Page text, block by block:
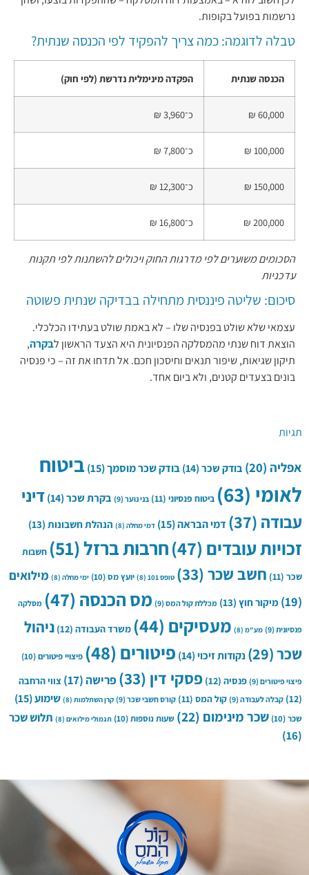
נרשמות בפועל בקופות.
טבלה לדוגמה: כמה צריך להפקיד לפי הכנסה שנתית?
הכנסה שנתית הפקדה מינימלית נדרשת (לפי חוק)
60,000 ₪ כ־3,960 ₪
100,000 ₪ כ־7,800 ₪
150,000 ₪ כ־12,300 ₪
200,000 ₪ כ־16,800 ₪
הסכומים משוערים לפי מדרגות החוק ויכולים להשתנות לפי תקנות
עדכניות
סיכום: שליטה פיננסית מתחילה בבדיקה שנתית פשוטה
עצמאי שלא שולט בפנסיה שלו – לא באמת שולט בעתידו הכלכלי.
הוצאת דוח שנתי מהמסלקה הפנסיונית היא הצעד הראשון ל בקרה,
תיקון שגיאות, שיפור תנאים וחיסכון חכם. אל תדחו את זה – כי פנסיה
בונים בצעדים קטנים, ולא ביום אחד.
תגיות
אפליה(20) בודק שכר(14) בודק שכר מוסמך(15)
ביטוח
לאומי(63) ביטוח פנסיוני(11) בני נוער(9) בקרת שכר(14)
דיני
עבודה(37) דמי הבראה(15) דמי מחלה(8) הנהלת חשבונות(13)
זכויות עובדים(47) חרבות ברזל(51)
חשבות
שכר(11) חשב שכר(33) טופס 101 (8) יועץ מס(10) ימי מחלה(8)
מילואים
מיקור חוץ(13) מכללת קול המס(9) מס הכנסה(47) מסלקה
פנסיונית(9) מע"מ(8) מעסיקים(44) משרד העבודה(12)
ניהול
שכר(29) נקודות זיכוי(14) פיטורים(48) פיצויי פיטורים(10)
פיצוי פיטורים(9) פנסיה(12) פסקי דין(33) פרישה(17)
צווי הרחבה
קבלה לעבודה(9) קול המס(11) קורס חשבי שכר(9) קרן השתלמות(8) שימוע(15)
שכר(10) שכר מינימום(22) שעות נוספות(10) תגמולי מילואים(8)
תלוש שכר